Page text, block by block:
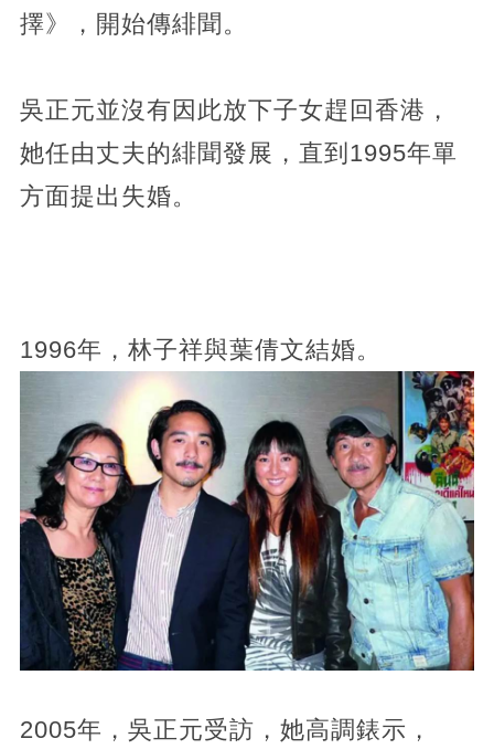
擇》，開始傳緋聞。
吳正元並沒有因此放下子女趕回香港，
她任由丈夫的緋聞發展，直到1995年單
方面提出失婚。
1996年，林子祥與葉倩文結婚。
2005年，吳正元受訪，她高調錶示，